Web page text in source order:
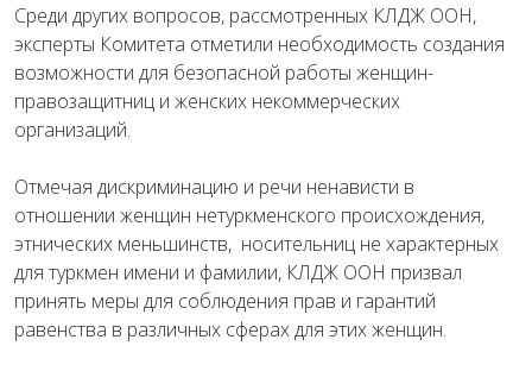
Среди других вопросов, рассмотренных КЛДЖ ООН,
эксперты Комитета отметили необходимость создания
возможности для безопасной работы женщин-
правозащитниц и женских некоммерческих
организаций.
Отмечая дискриминацию и речи ненависти в
отношении женщин нетуркменского происхождения,
этнических меньшинств, носительниц не характерных
для туркмен имени и фамилии, КЛДЖ ООН призвал
принять меры для соблюдения прав и гарантий
равенства в различных сферах для этих женщин.